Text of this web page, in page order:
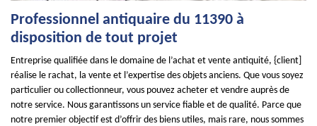
Professionnel antiquaire du 11390 à
disposition de tout projet
Entreprise qualifiée dans le domaine de l’achat et vente antiquité, {client]
réalise le rachat, la vente et l’expertise des objets anciens. Que vous soyez
particulier ou collectionneur, vous pouvez acheter et vendre auprès de
notre service. Nous garantissons un service fiable et de qualité. Parce que
notre premier objectif est d’offrir des biens utiles, mais rare, nous sommes